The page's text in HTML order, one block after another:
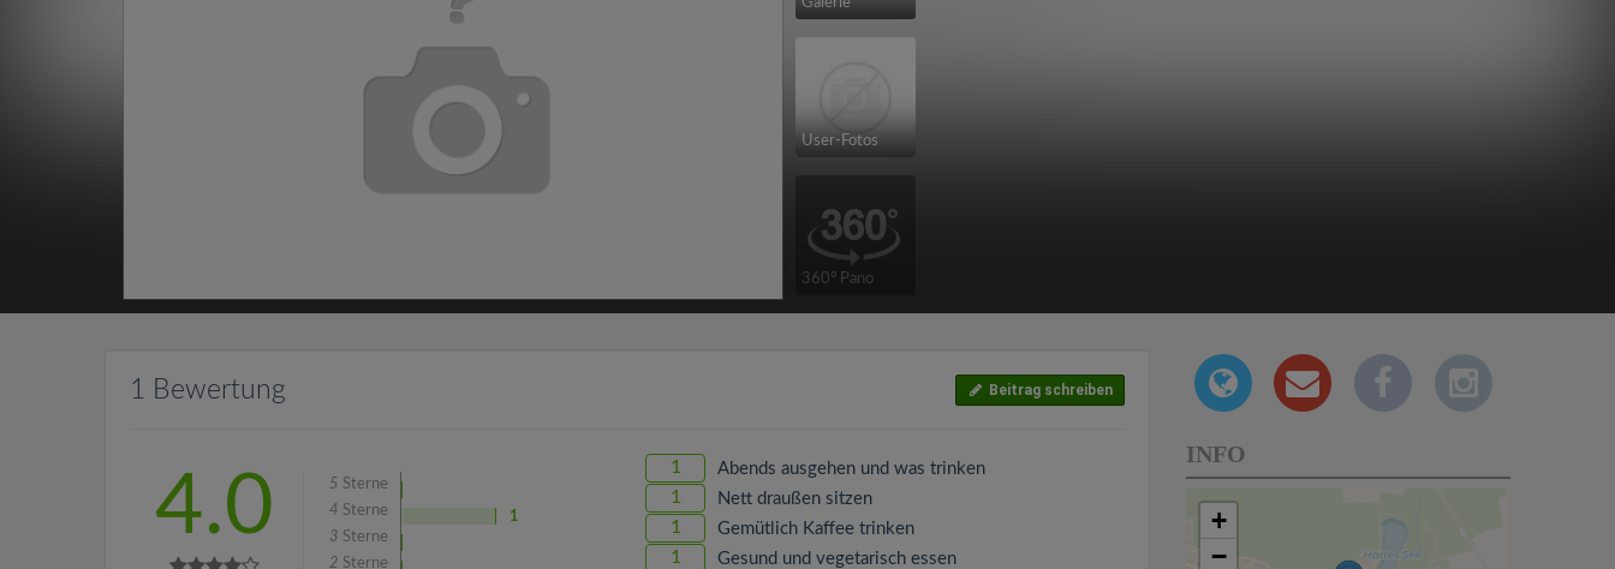
User-Fotos
360° Pano
1 Bewertung Beitrag schreiben
4.0 5 Sterne
4 Sterne
1
3 Sterne
2 Sterne
1 Abends ausgehen und was trinken
1 Nett draußen sitzen
1 Gemütlich Kaffee trinken
1 Gesund und vegetarisch essen
INFO
+
−